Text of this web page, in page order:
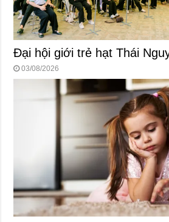
Đại hội giới trẻ hạt Thái
03/08/2026